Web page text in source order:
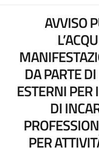
AVVISO
DA PARTE
ESTERNI
DI
PER